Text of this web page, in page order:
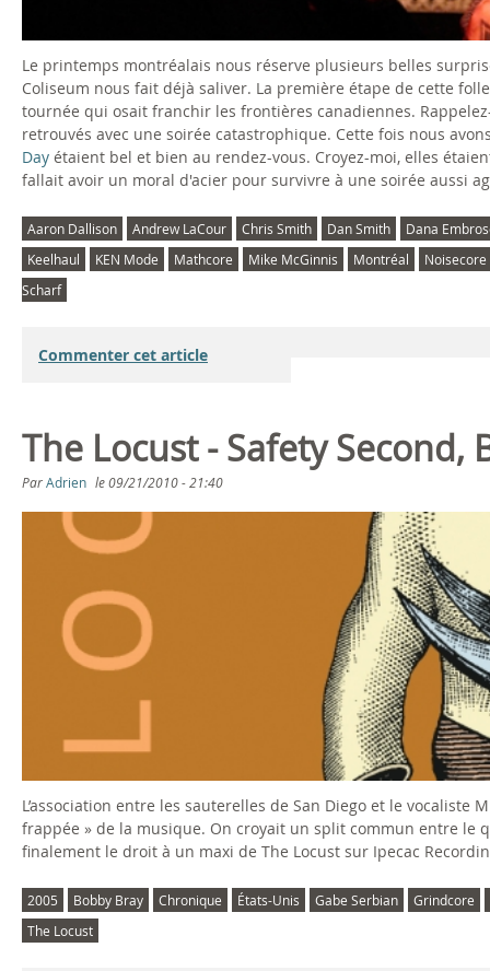
Le printemps montréalais nous réserve plusieurs belles
Coliseum nous fait déjà saliver. La première étape de cette
tournée qui osait franchir les frontières canadiennes.
retrouvés avec une soirée catastrophique. Cette fois nous
Day étaient bel et bien au rendez-vous. Croyez-moi, elles
fallait avoir un moral d'acier pour survivre à une soirée aussi
Aaron Dallison Andrew LaCour Chris Smith Dan Smith
Dana
Keelhaul
KEN Mode Mathcore Mike McGinnis Montréal
Noisecore
Scharf
Commenter cet article
The Locust - Safety Second,
ParAdrien le09/21/2010 - 21:40
L’association entre les sauterelles de San Diego et le
frappée » de la musique. On croyait un split commun entre le
finalement le droit à un maxi de The Locust sur Ipecac
2005 Bobby Bray Chronique États-Unis Gabe Serbian
Grindcore
The Locust